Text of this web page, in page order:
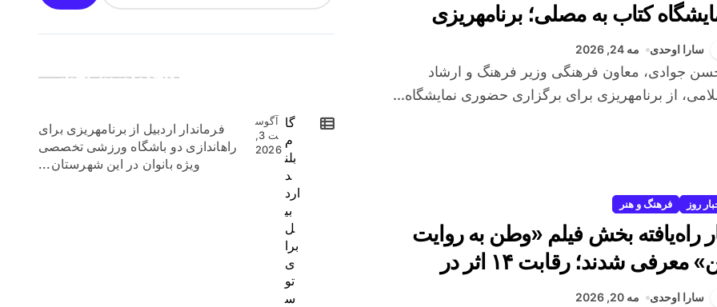
کتاب به مصلی؛ برنامهریزی
ارشاد برای برگزاری حضوری
کتاب تهران
سارا اوحدی مه 24, 2026
از برنامهریزی برای برگزاری حضوری نمایشگاه...
روز فرهنگ و هنر
راه‌یافته بخش فیلم «وطن به روایت
من» معرفی شدند؛ رقابت ۱۴ اثر در
بین‌المللی فیلم کوتاه تهرانسارا اوحدی مه 20, 2026
جدیدترین اخبار:
گا
م
بلن
د
ارد
بی
ل
برا
ی
تو
س
آگوس
ت 3,
2026
فرماندار اردبیل از برنامهریزی برای
راهاندازی دو باشگاه ورزشی تخصصی
ویژه بانوان در این شهرستان...